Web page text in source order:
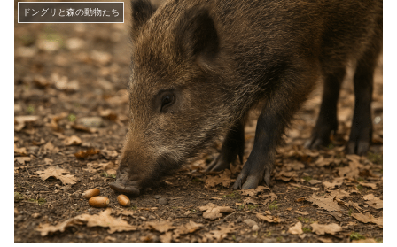
ドングリと森の動物たち